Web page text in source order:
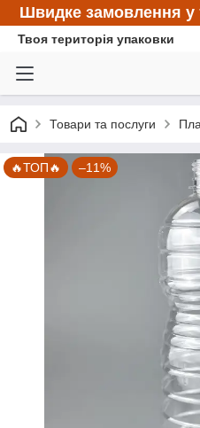
Швидке замовлення у
Твоя територія упаковки
Товари та послуги
🔥ТОП🔥 –11%